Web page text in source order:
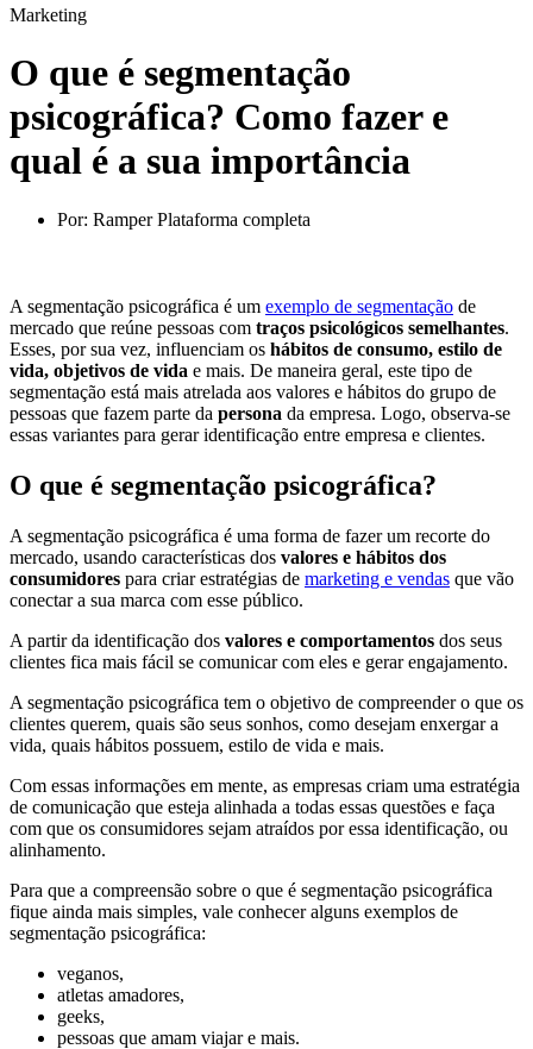
Marketing
O que é segmentação
psicográfica? Como fazer e
qual é a sua importância
Por: Ramper Plataforma completa
A segmentação psicográfica é um exemplo de segmentação de
mercado que reúne pessoas com traços psicológicos semelhantes.
Esses, por sua vez, influenciam os hábitos de consumo, estilo de
vida, objetivos de vida e mais. De maneira geral, este tipo de
segmentação está mais atrelada aos valores e hábitos do grupo de
pessoas que fazem parte da persona da empresa. Logo, observa-se
essas variantes para gerar identificação entre empresa e clientes.
O que é segmentação psicográfica?
A segmentação psicográfica é uma forma de fazer um recorte do
mercado, usando características dos valores e hábitos dos
consumidores para criar estratégias de marketing e vendas que vão
conectar a sua marca com esse público.
A partir da identificação dos valores e comportamentos dos seus
clientes fica mais fácil se comunicar com eles e gerar engajamento.
A segmentação psicográfica tem o objetivo de compreender o que os
clientes querem, quais são seus sonhos, como desejam enxergar a
vida, quais hábitos possuem, estilo de vida e mais.
Com essas informações em mente, as empresas criam uma estratégia
de comunicação que esteja alinhada a todas essas questões e faça
com que os consumidores sejam atraídos por essa identificação, ou
alinhamento.
Para que a compreensão sobre o que é segmentação psicográfica
fique ainda mais simples, vale conhecer alguns exemplos de
segmentação psicográfica:
veganos,
atletas amadores,
geeks,
pessoas que amam viajar e mais.